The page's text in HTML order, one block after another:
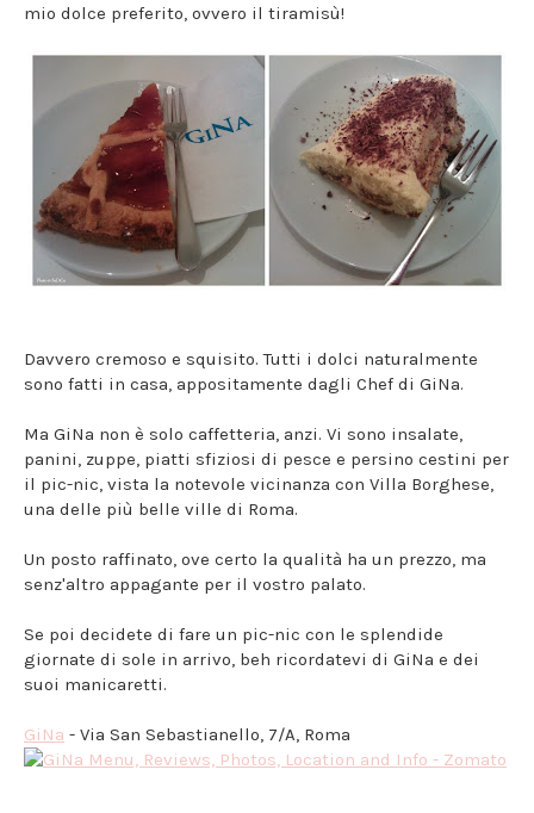
mio dolce preferito, ovvero il tiramisù!
Davvero cremoso e squisito. Tutti i dolci naturalmente
sono fatti in casa, appositamente dagli Chef di GiNa.
Ma GiNa non è solo caffetteria, anzi. Vi sono insalate,
panini, zuppe, piatti sfiziosi di pesce e persino cestini per
il pic-nic, vista la notevole vicinanza con Villa Borghese,
una delle più belle ville di Roma.
Un posto raffinato, ove certo la qualità ha un prezzo, ma
senz'altro appagante per il vostro palato.
Se poi decidete di fare un pic-nic con le splendide
giornate di sole in arrivo, beh ricordatevi di GiNa e dei
suoi manicaretti.
GiNa - Via San Sebastianello, 7/A, Roma